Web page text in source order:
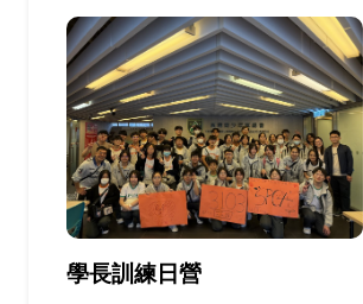
學長訓練日營